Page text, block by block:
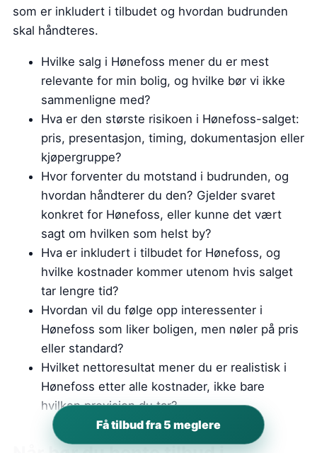
som er inkludert i tilbudet og hvordan budrunden
skal håndteres.
Hvilke salg i Hønefoss mener du er mest
relevante for min bolig, og hvilke bør vi ikke
sammenligne med?
Hva er den største risikoen i Hønefoss-salget:
pris, presentasjon, timing, dokumentasjon eller
kjøpergruppe?
Hvor forventer du motstand i budrunden, og
hvordan håndterer du den? Gjelder svaret
konkret for Hønefoss, eller kunne det vært
sagt om hvilken som helst by?
Hva er inkludert i tilbudet for Hønefoss, og
hvilke kostnader kommer utenom hvis salget
tar lengre tid?
Hvordan vil du følge opp interessenter i
Hønefoss som liker boligen, men nøler på pris
eller standard?
Hvilket nettoresultat mener du er realistisk i
Hønefoss etter alle kostnader, ikke bare
hvilken provisjon du tar?
Få tilbud fra 5 meglere